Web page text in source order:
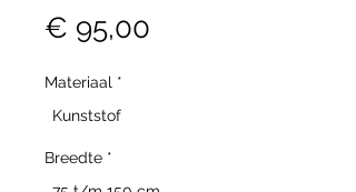
€ 95,00
Materiaal *
Kunststof
Breedte *